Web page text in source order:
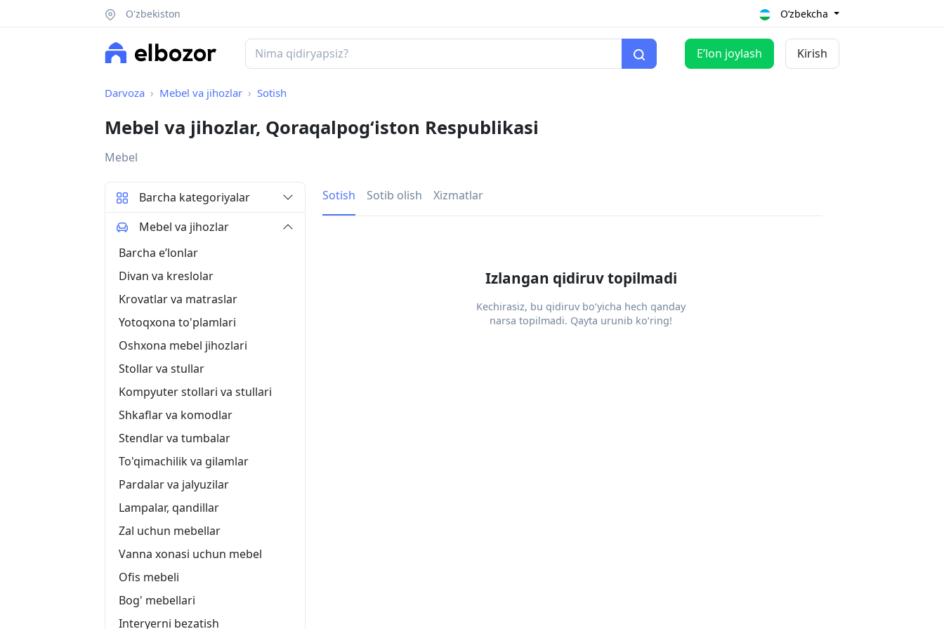
O'zbekiston O‘zbekcha
Eʼlon joylash Kirish
Darvoza Mebel va jihozlar Sotish
Mebel va jihozlar, Qoraqalpogʻiston Respublikasi
Mebel
Sotish Sotib olish Xizmatlar
Izlangan qidiruv topilmadi
Kechirasiz, bu qidiruv bo‘yicha hech qanday
narsa topilmadi. Qayta urunib ko‘ring!
Barcha kategoriyalar
Mebel va jihozlar
Barcha eʼlonlar
Divan va kreslolar
Krovatlar va matraslar
Yotoqxona to'plamlari
Oshxona mebel jihozlari
Stollar va stullar
Kompyuter stollari va stullari
Shkaflar va komodlar
Stendlar va tumbalar
To'qimachilik va gilamlar
Pardalar va jalyuzilar
Lampalar, qandillar
Zal uchun mebellar
Vanna xonasi uchun mebel
Ofis mebeli
Bog' mebellari
Interyerni bezatish